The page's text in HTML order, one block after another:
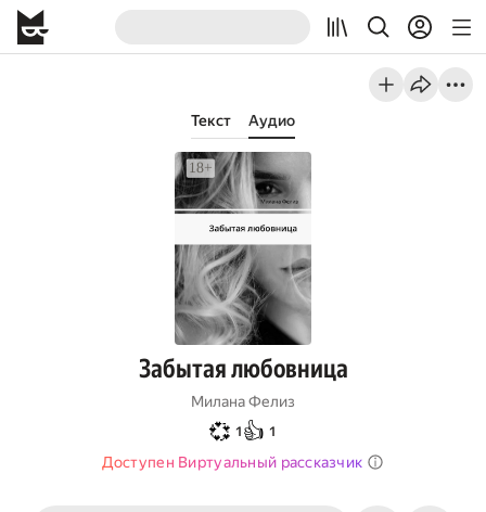
Текст Аудио
Забытая любовница
Милана Фелиз
💞 1 👍 1
Доступен Виртуальный рассказчик